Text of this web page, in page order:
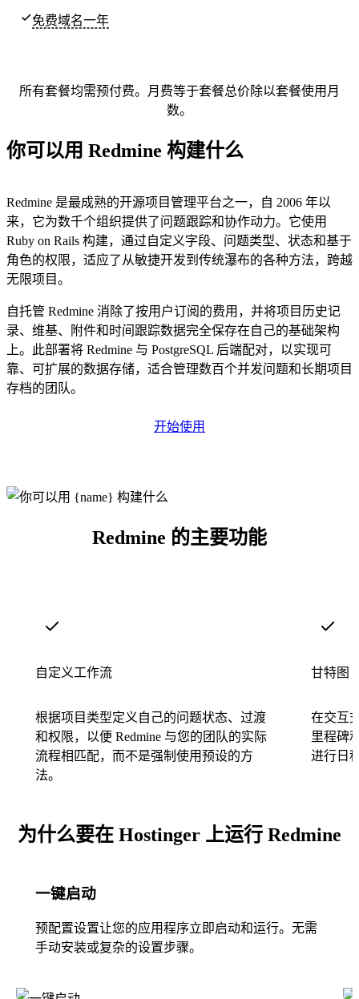
免费域名一年
所有套餐均需预付费。月费等于套餐总价除以套餐使用月
数。
你可以用 Redmine 构建什么
Redmine 是最成熟的开源项目管理平台之一，自 2006 年以
来，它为数千个组织提供了问题跟踪和协作动力。它使用
Ruby on Rails 构建，通过自定义字段、问题类型、状态和基于
角色的权限，适应了从敏捷开发到传统瀑布的各种方法，跨越
无限项目。
自托管 Redmine 消除了按用户订阅的费用，并将项目历史记
录、维基、附件和时间跟踪数据完全保存在自己的基础架构
上。此部署将 Redmine 与 PostgreSQL 后端配对，以实现可
靠、可扩展的数据存储，适合管理数百个并发问题和长期项目
存档的团队。
开始使用
Redmine 的主要功能
自定义工作流
根据项目类型定义自己的问题状态、过渡
和权限，以便 Redmine 与您的团队的实际
流程相匹配，而不是强制使用预设的方
法。
甘特图
在交互
里程碑
进行日
为什么要在 Hostinger 上运行 Redmine
一键启动
预配置设置让您的应用程序立即启动和运行。无需
手动安装或复杂的设置步骤。